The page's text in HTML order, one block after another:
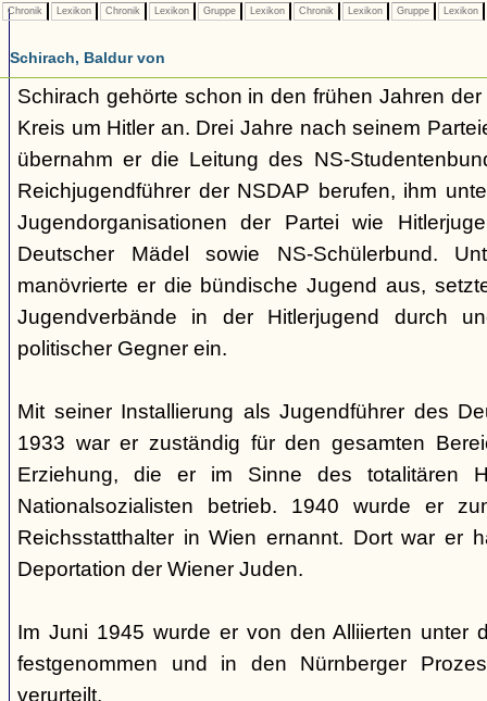
Chronik Lexikon Chronik Lexikon Gruppe Lexikon Chronik Lexikon Gruppe Lexikon
Schirach, Baldur von
Schirach gehörte schon in den frühen Jahren
Kreis um Hitler an. Drei Jahre nach seinem
übernahm er die Leitung des NS-
Reichjugendführer der NSDAP berufen, ihm
Jugendorganisationen der Partei wie
Deutscher Mädel sowie NS-Schülerbund.
manövrierte er die bündische Jugend aus,
Jugendverbände in der Hitlerjugend durch
politischer Gegner ein.
Mit seiner Installierung als Jugendführer des
1933 war er zuständig für den gesamten
Erziehung, die er im Sinne des totalitären
Nationalsozialisten betrieb. 1940 wurde er
Reichsstatthalter in Wien ernannt. Dort war er
Deportation der Wiener Juden.
Im Juni 1945 wurde er von den Alliierten unter
festgenommen und in den Nürnberger
verurteilt.